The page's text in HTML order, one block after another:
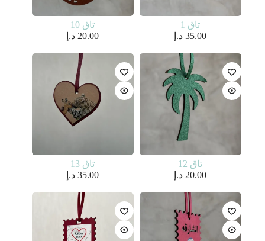
تاق 1
35.00 د.إ
تاق 10
20.00 د.إ
تاق 12
20.00 د.إ
تاق 13
35.00 د.إ